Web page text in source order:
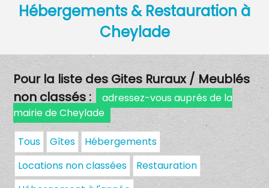
Hébergements & Restauration à
Cheylade
Pour la liste des Gites Ruraux / Meublés
non classés :
adressez-vous auprés de la
mairie de Cheylade
Tous Gîtes
Hébergements
Locations non classées
Restauration